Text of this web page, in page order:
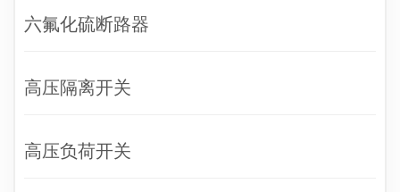
六氟化硫断路器
高压隔离开关
高压负荷开关